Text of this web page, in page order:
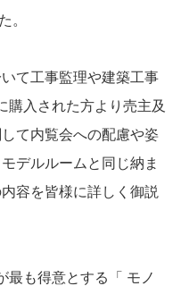
。
て工事監理や建築工事
購入された方より売主及
て内覧会への配慮や姿
デルルームと同じ納ま
容を皆様に詳しく御説
最も得意とする「 モノ